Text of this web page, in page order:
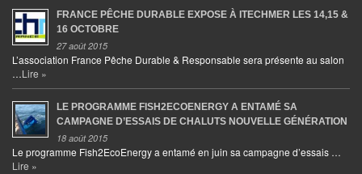
FRANCE PÊCHE DURABLE EXPOSE À ITECHMER LES 14,15 &
16 OCTOBRE
27 août 2015
L’association France Pêche Durable & Responsable sera présente au salon
…Lire »
LE PROGRAMME FISH2ECOENERGY A ENTAMÉ SA
CAMPAGNE D’ESSAIS DE CHALUTS NOUVELLE GÉNÉRATION
18 août 2015
Le programme Fish2EcoEnergy a entamé en juin sa campagne d’essais …
Lire »